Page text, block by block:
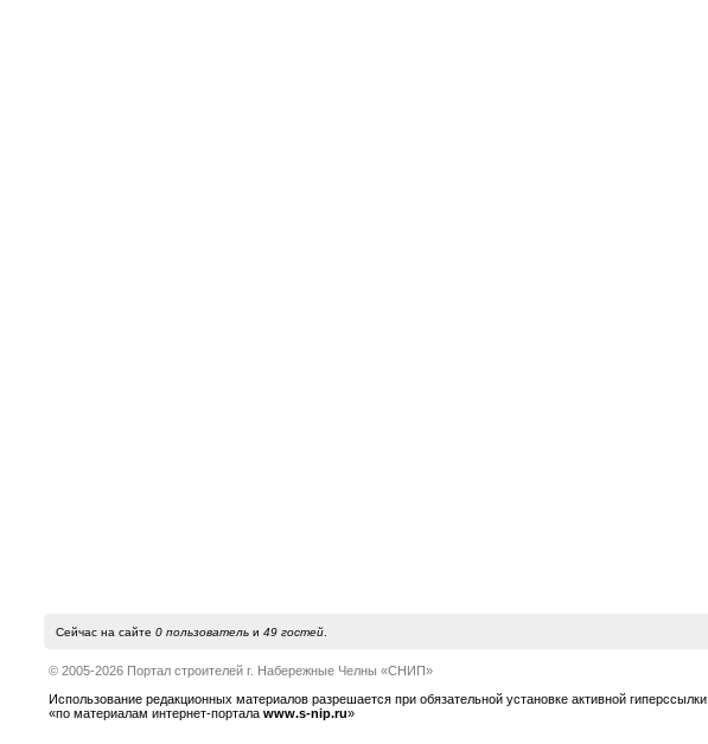
Сейчас на сайте 0 пользовательи 49 гостей.
© 2005-2026 Портал строителей г. Набережные Челны «СНИП»
Использование редакционных материалов разрешается при обязательной установке активной
«по материалам интернет-портала www.s-nip.ru»